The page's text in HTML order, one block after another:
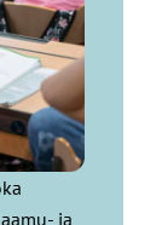
ja